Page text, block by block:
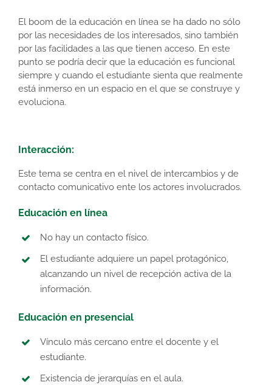
El boom de la educación en línea se ha dado no sólo
por las necesidades de los interesados, sino también
por las facilidades a las que tienen acceso. En este
punto se podría decir que la educación es funcional
siempre y cuando el estudiante sienta que realmente
está inmerso en un espacio en el que se construye y
evoluciona.
Interacción:
Este tema se centra en el nivel de intercambios y de
contacto comunicativo ente los actores involucrados.
Educación en línea
No hay un contacto físico.
El estudiante adquiere un papel protagónico,
alcanzando un nivel de recepción activa de la
información.
Educación en presencial
Vínculo más cercano entre el docente y el
estudiante.
Existencia de jerarquías en el aula.